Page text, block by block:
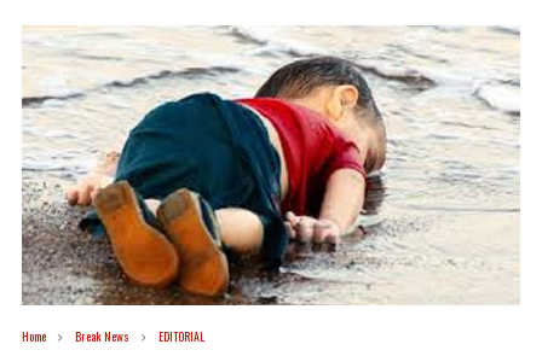
Home Break News EDITORIAL